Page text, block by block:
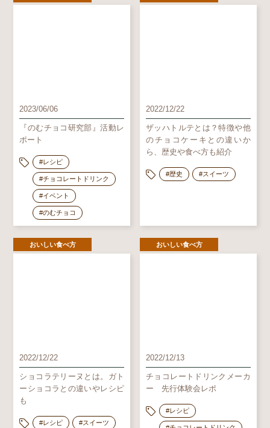
2023/06/06
『のむチョコ研究部』活動レ
ポート
#レシピ
#チョコレートドリンク
#イベント
#のむチョコ
2022/12/22
ザッハトルテとは？特徴や他
のチョコケーキとの違いか
ら、歴史や食べ方も紹介
#歴史 #スイーツ
おいしい食べ方
2022/12/22
ショコラテリーヌとは。ガト
ーショコラとの違いやレシピ
も
#レシピ #スイーツ
おいしい食べ方
2022/12/13
チョコレートドリンクメーカ
ー 先行体験会レポ
#レシピ